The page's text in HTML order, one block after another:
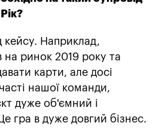
кейсу. Наприклад,
ринок 2019 року та
карти, але досі
нашої команди,
дуже об'ємний і
гра в дуже довгий бізнес.